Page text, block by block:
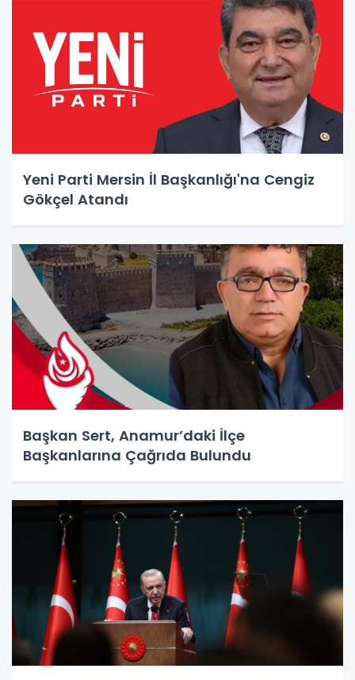
Yeni Parti Mersin İl Başkanlığı'na Cengiz
Gökçel Atandı
Başkan Sert, Anamur’daki İlçe
Başkanlarına Çağrıda Bulundu